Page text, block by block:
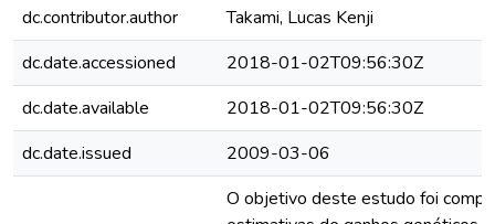
dc.contributor.author
Takami, Lucas Kenji
dc.date.accessioned
2018-01-02T09:56:30Z
dc.date.available
2018-01-02T09:56:30Z
dc.date.issued
2009-03-06
O objetivo deste estudo foi